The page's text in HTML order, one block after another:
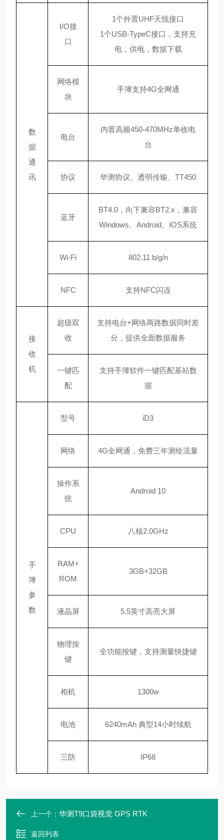
数
据
通
讯
I/O接
口
1个外置UHF天线接口
1个USB-TypeC接口，支持充
电，供电，数据下载
网络模
块
手簿支持4G全网通
电台
内置高频450-470MHz单收电
台
协议 华测协议、透明传输、 TT450
蓝牙
BT4.0，向下兼容BT2.x，兼容
Windows、Android、IOS系统
Wi-Fi 802.11 b/g/n
NFC 支持NFC闪连
接
收
机
超级双
收
支持电台+网络两路数据同时差
分，提供全面数据服务
一键匹
配
支持手簿软件一键匹配基站数
据
手
簿
参
数
型号 iD3
网络 4G全网通，免费三年测绘流量
操作系
统
Android 10
CPU 八核2.0GHz
RAM+
ROM
3GB+32GB
液晶屏 5.5英寸高亮大屏
物理按
键
全功能按键，支持测量快捷键
相机 1300w
电池 6240mAh 典型14小时续航
三防 IP68
上一个： 华测T9口袋视觉 GPS RTK
返回列表